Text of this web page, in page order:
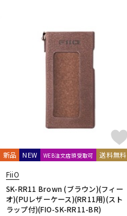
新品 NEW WEB注文店頭受取可 送料無料
FiiO
SK-RR11 Brown (ブラウン)(フィー
オ)(PUレザーケース)(RR11用)(スト
ラップ付)(FIO-SK-RR11-BR)